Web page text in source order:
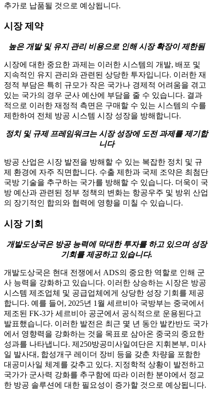
추가로 납품될 것으로 예상됩니다.
시장 제약
높은 개발 및 유지 관리 비용으로 인해 시장 확장이 제한됨
시장에 대한 중요한 과제는 이러한 시스템의 개발, 배포 및
지속적인 유지 관리와 관련된 상당한 투자입니다. 이러한 재
정적 부담은 특히 규모가 작은 국가나 경제적 어려움을 겪고
있는 국가의 경우 군사 예산에 부담을 줄 수 있습니다. 결과
적으로 이러한 재정적 측면은 구매할 수 있는 시스템의 수를
제한하여 전체 방공 시스템 시장 성장을 방해합니다.
정치 및 규제 프레임워크는 시장 성장에 도전 과제를 제기합
니다
방공 산업은 시장 발전을 방해할 수 있는 복잡한 정치 및 규
제 환경에 자주 직면합니다. 수출 제한과 국제 조약은 최첨단
국방 기술을 추구하는 국가를 방해할 수 있습니다. 더욱이 국
방 예산과 관련된 정부 정책의 변화는 항공우주 및 방위 산업
의 장기적인 합의와 협력에 영향을 미칠 수 있습니다.
시장 기회
개발도상국은 방공 능력에 막대한 투자를 하고 있으며 성장
기회를 제공하고 있습니다.
개발도상국은 현대 전쟁에서 ADS의 중요한 역할로 인해 군
사 능력을 강화하고 있습니다. 이러한 상승하는 시장은 방공
시스템 제조업체 및 공급업체에게 상당한 성장 기회를 제공
합니다. 예를 들어, 2025년 1월 세르비아 국방부는 중국에서
제조된 FK-3가 세르비아 공군에서 공식적으로 운용된다고
발표했습니다. 이러한 발전은 최근 몇 년 동안 발칸반도 국가
에서 영향력을 강화하는 것을 목표로 삼아온 중국의 중요한
성과를 나타냅니다. 제250방공미사일여단은 지휘본부, 미사
일 발사대, 합성개구 레이더 장비 등을 갖춘 차량을 포함한
대공미사일 체계를 갖추고 있다. 지정학적 상황이 발전하고
국가가 군사력 강화를 추구함에 따라 이러한 분야에서 정교
한 방공 솔루션에 대한 필요성이 증가할 것으로 예상됩니다.